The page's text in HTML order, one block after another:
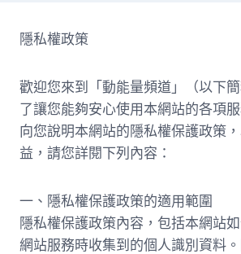
隱私權政策
歡迎您來到「動能量頻道」（以下
了讓您能夠安心使用本網站的各項
向您說明本網站的隱私權保護政策
益，請您詳閱下列內容：
一、隱私權保護政策的適用範圍
隱私權保護政策內容，包括本網站
網站服務時收集到的個人識別資料